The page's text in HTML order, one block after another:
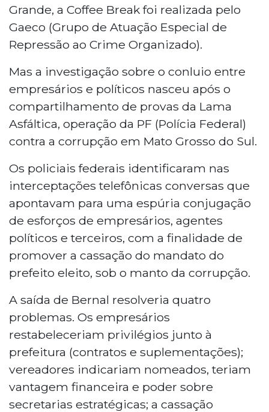
Grande, a Coffee Break foi realizada pelo
Gaeco (Grupo de Atuação Especial de
Repressão ao Crime Organizado).
Mas a investigação sobre o conluio entre
empresários e políticos nasceu após o
compartilhamento de provas da Lama
Asfáltica, operação da PF (Polícia Federal)
contra a corrupção em Mato Grosso do Sul.
Os policiais federais identificaram nas
interceptações telefônicas conversas que
apontavam para uma espúria conjugação
de esforços de empresários, agentes
políticos e terceiros, com a finalidade de
promover a cassação do mandato do
prefeito eleito, sob o manto da corrupção.
A saída de Bernal resolveria quatro
problemas. Os empresários
restabeleceriam privilégios junto à
prefeitura (contratos e suplementações);
vereadores indicariam nomeados, teriam
vantagem financeira e poder sobre
secretarias estratégicas; a cassação